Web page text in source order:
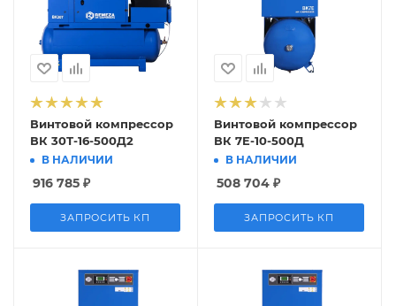
Винтовой компрессор
ВК 30Т-16-500Д2
В НАЛИЧИИ
916 785 ₽
ЗАПРОСИТЬ КП
Винтовой компрессор
ВК 7E-10-500Д
В НАЛИЧИИ
508 704 ₽
ЗАПРОСИТЬ КП